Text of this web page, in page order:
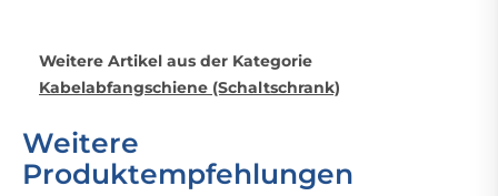
Weitere Artikel aus der Kategorie
Kabelabfangschiene (Schaltschrank)
Weitere
Produktempfehlungen